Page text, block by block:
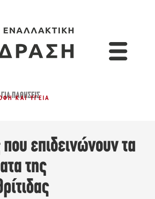
ΠΑΘΉΣΕΙΣ
ΚΑΙ ΥΓΕΊΑ
επιδεινώνουν τα
της